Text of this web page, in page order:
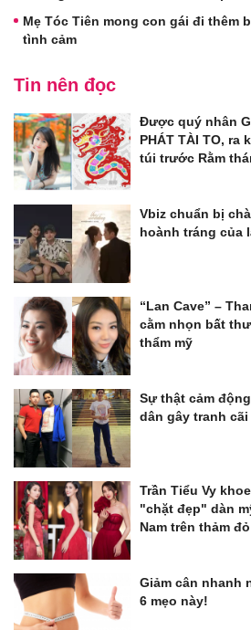
Mẹ Tóc Tiên mong con gái đi thêm
tình cảm
Tin nên đọc
Được quý nhân
PHÁT TÀI TO, ra
túi trước Rằm
Vbiz chuẩn bị
hoành tráng của
“Lan Cave” –
cằm nhọn bất
thẩm mỹ
Sự thật cảm
dân gây tranh cãi
Trần Tiểu Vy
"chặt đẹp" dàn
Nam trên thảm
Giảm cân nhanh
6 mẹo này!